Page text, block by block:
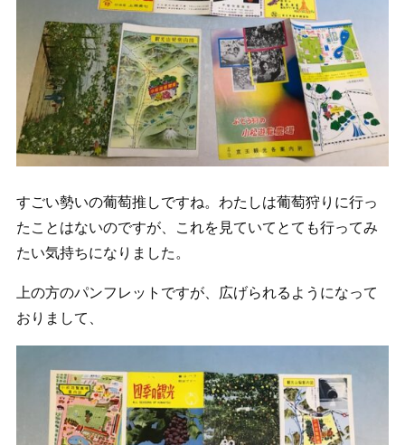
すごい勢いの葡萄推しですね。わたしは葡萄狩りに行っ
たことはないのですが、これを見ていてとても行ってみ
たい気持ちになりました。
上の方のパンフレットですが、広げられるようになって
おりまして、